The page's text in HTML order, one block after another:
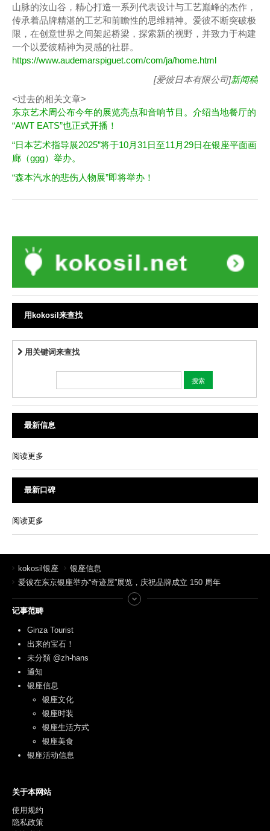
山脉的汝山谷，精心打造一系列代表设计与工艺巅峰的杰作，
传承着品牌精湛的工艺和前瞻性的思维精神。爱彼不断突破极
限，在创意世界之间架起桥梁，探索新的视野，并致力于构建
一个以爱彼精神为灵感的社群。
https://www.audemarspiguet.com/com/ja/home.html
[爱彼日本有限公司]新闻稿
<过去的相关文章>
东京艺术周公布今年的展览亮点和音响节目。介绍当地餐厅的
“AWT EATS”也正式开播！
“日本艺术指导展2025”将于10月31日至11月29日在银座平面画
廊（ggg）举办。
“森本汽水的悲伤人物展”即将举办！
用kokosil来查找
用关键词来查找
最新信息
阅读更多
最新口碑
阅读更多
kokosil银座
银座信息
爱彼在东京银座举办“奇迹屋”展览，庆祝品牌成立 150 周年
记事范畴
Ginza Tourist
出来的宝石！
未分類 @zh-hans
通知
银座信息
银座文化
银座时装
银座生活方式
银座美食
银座活动信息
关于本网站
使用规约
隐私政策